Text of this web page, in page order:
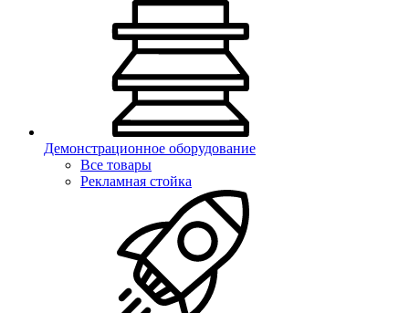
Демонстрационное оборудование
Все товары
Рекламная стойка